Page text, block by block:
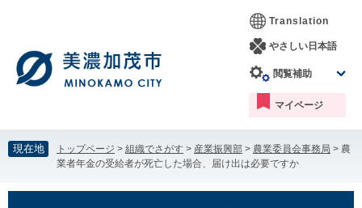
す。
し
て
本
へ
Translation
やさしい日本語
閲覧補助
マイページ
現在地 トップページ > 組織でさがす > 産業振興部 > 農業委員会事務局 > 農
業者年金の受給者が死亡した場合、届け出は必要ですか